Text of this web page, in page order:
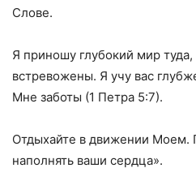
Слове.
Я приношу глубокий мир
встревожены. Я учу вас
Мне заботы (1 Петра 5:7).
Отдыхайте в движении Моем.
наполнять ваши сердца».